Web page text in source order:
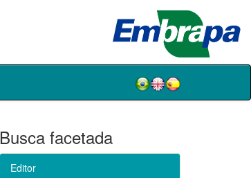
Busca facetada
Editor